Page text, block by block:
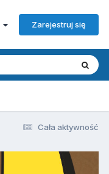
Zarejestruj się
Cała aktywność